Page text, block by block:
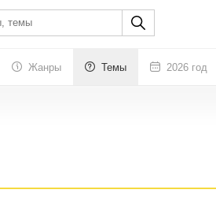
Жанры Темы 2026 год